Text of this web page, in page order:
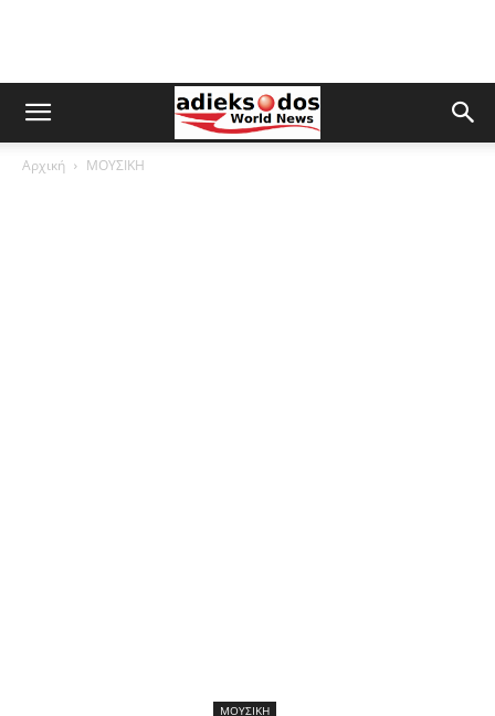
Αρχική ΜΟΥΣΙΚΗ
ΜΟΥΣΙΚΗ